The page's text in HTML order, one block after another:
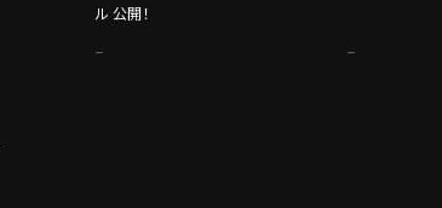
ル 公開！